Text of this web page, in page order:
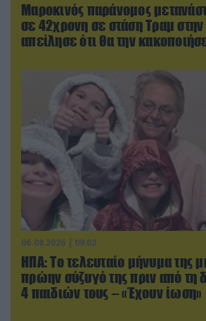
Μαροκινός παράνομος
σε 42χρονη σε στάση Τραμ στην
απείλησε ότι θα την
06.08.2026 | 09:02
ΗΠΑ: Το τελευταίο μήνυμα της
πρώην σύζυγό της πριν από τη
4 παιδιών τους – «Έχουν ίωση»